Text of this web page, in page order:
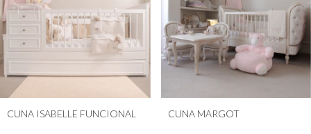
CUNA ISABELLE FUNCIONAL CUNA MARGOT